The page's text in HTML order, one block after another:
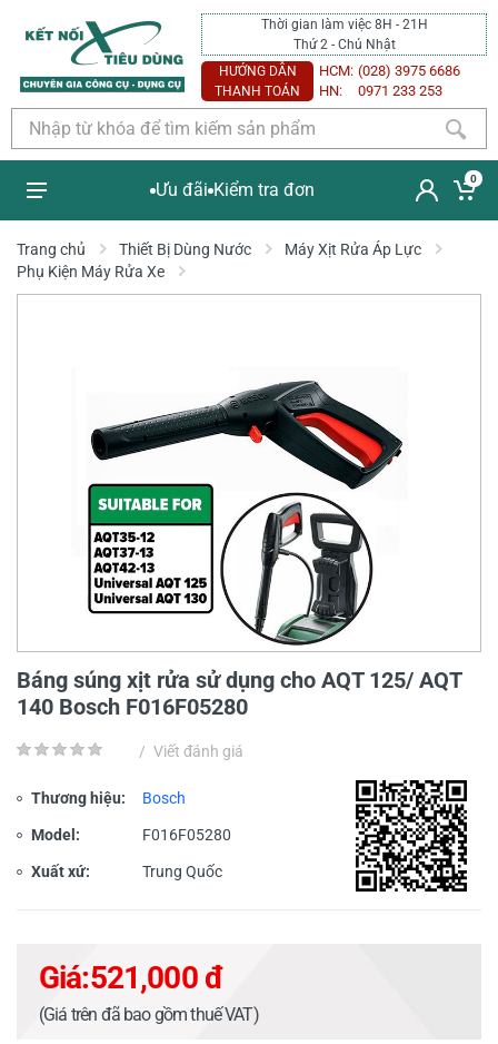
Thời gian làm việc 8H - 21H
Thứ 2 - Chủ Nhật
HƯỚNG DẪN
THANH TOÁN
HCM: (028) 3975 6686
HN:
0971 233 253
Ưu đãi Kiểm tra đơn
0
Trang chủ Thiết Bị Dùng Nước
Máy Xịt Rửa Áp Lực
Phụ Kiện Máy Rửa Xe
Báng súng xịt rửa sử dụng cho AQT 125/ AQT
140 Bosch F016F05280
/ Viết đánh giá
Thương hiệu: Bosch
Model: F016F05280
Xuất xứ: Trung Quốc
Giá:521,000 đ
(Giá trên đã bao gồm thuế VAT)